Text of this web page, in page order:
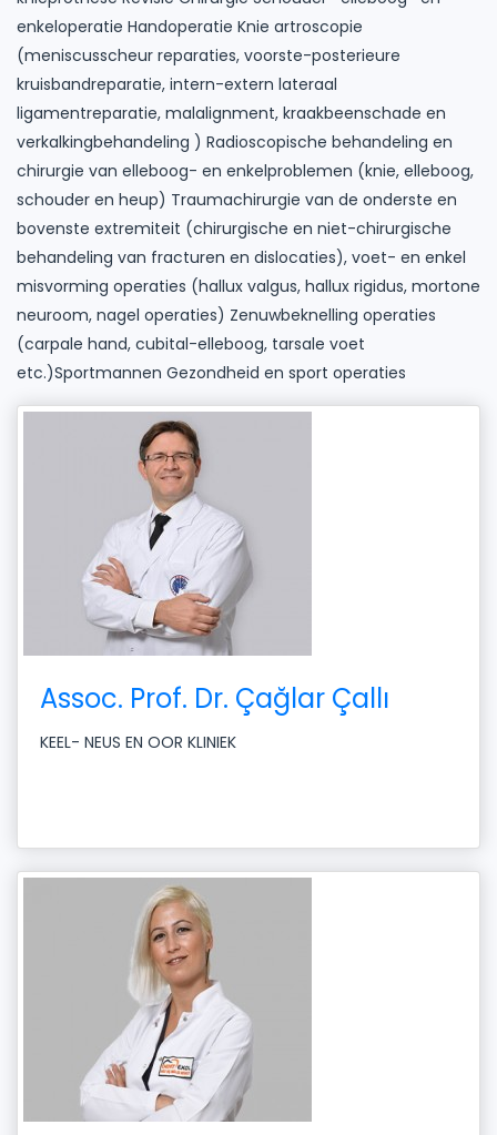
enkeloperatie Handoperatie Knie artroscopie
(meniscusscheur reparaties, voorste-posterieure
kruisbandreparatie, intern-extern lateraal
ligamentreparatie, malalignment, kraakbeenschade en
verkalkingbehandeling ) Radioscopische behandeling en
chirurgie van elleboog- en enkelproblemen (knie, elleboog,
schouder en heup) Traumachirurgie van de onderste en
bovenste extremiteit (chirurgische en niet-chirurgische
behandeling van fracturen en dislocaties), voet- en enkel
misvorming operaties (hallux valgus, hallux rigidus, mortone
neuroom, nagel operaties) Zenuwbeknelling operaties
(carpale hand, cubital-elleboog, tarsale voet
etc.)Sportmannen Gezondheid en sport operaties
Assoc. Prof. Dr. Çağlar Çallı
KEEL- NEUS EN OOR KLINIEK